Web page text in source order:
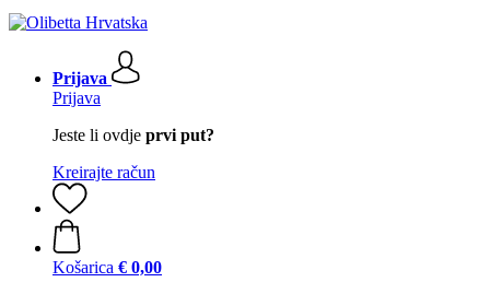
Prijava
Prijava
Jeste li ovdje prvi put?
Kreirajte račun
Košarica € 0,00